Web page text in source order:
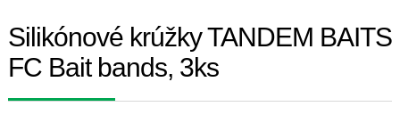
Silikónové krúžky TANDEM BAITS
FC Bait bands, 3ks